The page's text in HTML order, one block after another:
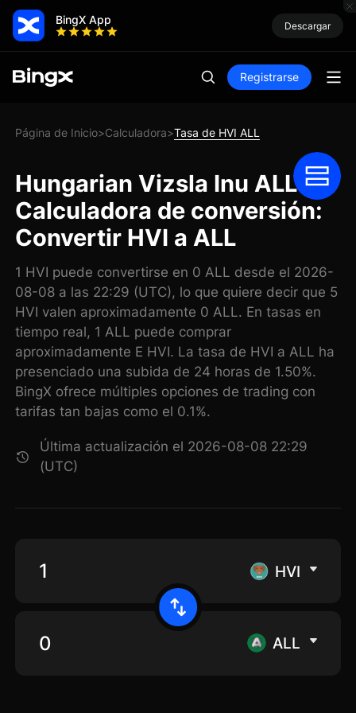
BingX App Descargar
Registrarse
Página de Inicio>Calculadora>Tasa de HVI ALL
Hungarian Vizsla Inu ALL
Calculadora de conversión:
Convertir HVI a ALL
1 HVI puede convertirse en 0 ALL desde el 2026-
08-08 a las 22:29 (UTC), lo que quiere decir que 5
HVI valen aproximadamente 0 ALL. En tasas en
tiempo real, 1 ALL puede comprar
aproximadamente E HVI. La tasa de HVI a ALL ha
presenciado una subida de 24 horas de 1.50%.
BingX ofrece múltiples opciones de trading con
tarifas tan bajas como el 0.1%.
Última actualización el 2026-08-08 22:29
(UTC)
HVI
ALL